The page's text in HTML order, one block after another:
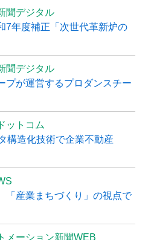
聞デジタル
7年度補正「次世代革新炉の
聞デジタル
プが運営するプロダンスチー
ットコム
構造化技術で企業不動産
「産業まちづくり」の視点で
メーション新聞WEB